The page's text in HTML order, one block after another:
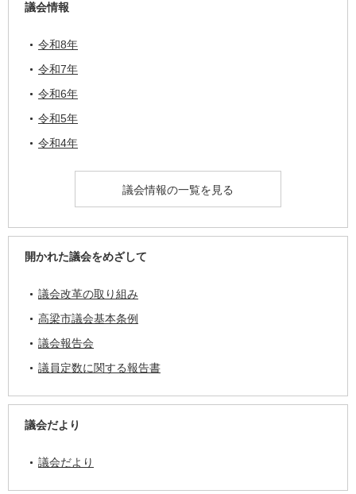
議会情報
令和8年
令和7年
令和6年
令和5年
令和4年
議会情報の一覧を見る
開かれた議会をめざして
議会改革の取り組み
高梁市議会基本条例
議会報告会
議員定数に関する報告書
議会だより
議会だより